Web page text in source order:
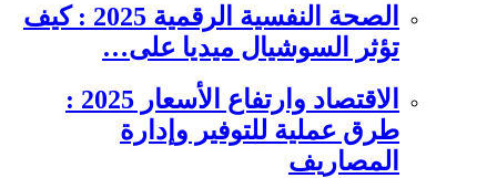
الصحة النفسية الرقمية 2025 : كيف
تؤثر السوشيال ميديا على…
الاقتصاد وارتفاع الأسعار 2025 :
طرق عملية للتوفير وإدارة
المصاريف